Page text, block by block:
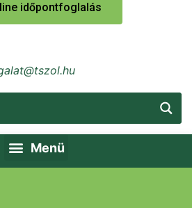
időpontfoglalás